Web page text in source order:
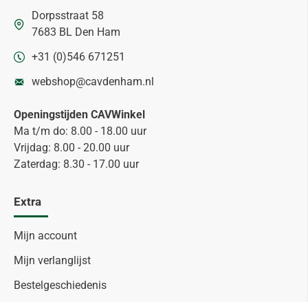
Dorpsstraat 58
7683 BL Den Ham
+31 (0)546 671251
webshop@cavdenham.nl
Openingstijden CAVWinkel
Ma t/m do: 8.00 - 18.00 uur
Vrijdag: 8.00 - 20.00 uur
Zaterdag: 8.30 - 17.00 uur
Extra
Mijn account
Mijn verlanglijst
Bestelgeschiedenis